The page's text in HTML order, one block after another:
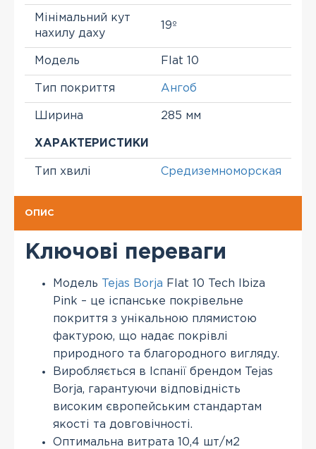
Мінімальний кут
нахилу даху
19º
Модель Flat 10
Тип покриття Ангоб
Ширина 285 мм
ХАРАКТЕРИСТИКИ
Тип хвилі Средиземноморская
ОПИС
Ключові переваги
Модель Tejas Borja Flat 10 Tech Ibiza
Pink – це іспанське покрівельне
покриття з унікальною плямистою
фактурою, що надає покрівлі
природного та благородного вигляду.
Виробляється в Іспанії брендом Tejas
Borja, гарантуючи відповідність
високим європейським стандартам
якості та довговічності.
Оптимальна витрата 10,4 шт/м2